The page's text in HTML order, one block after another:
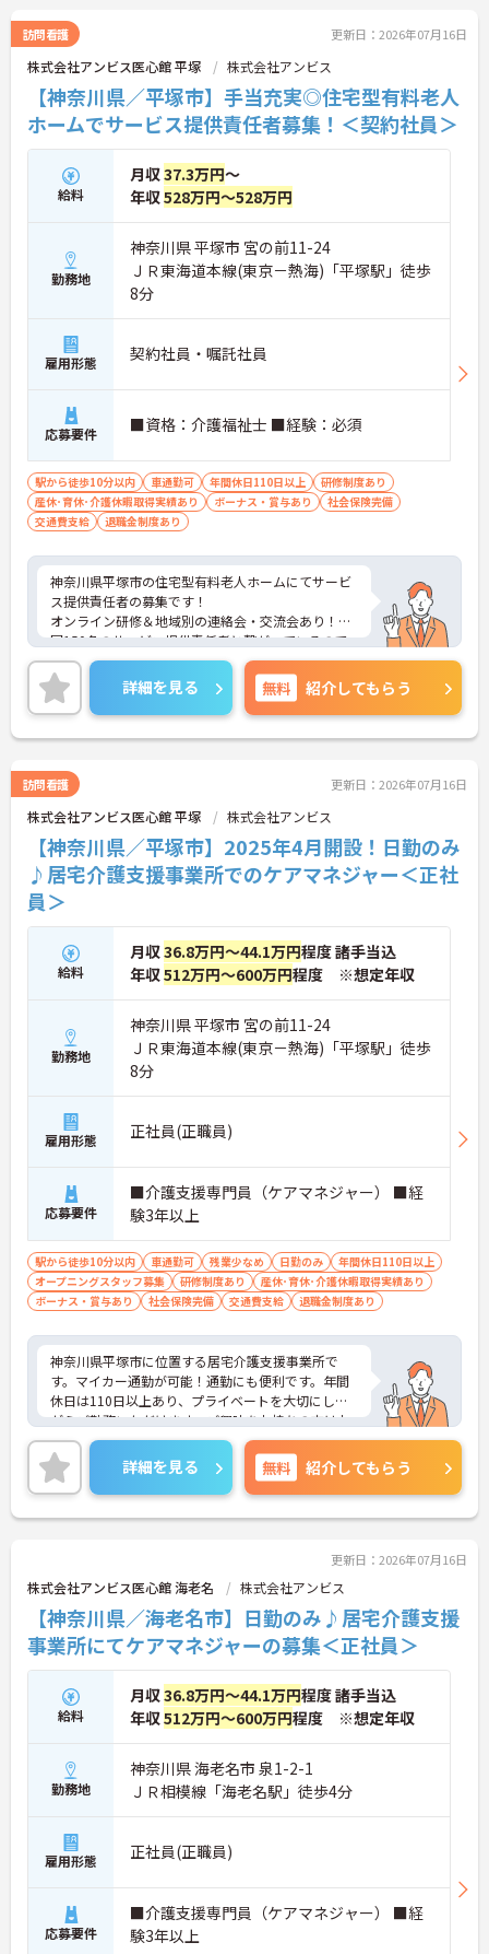
訪問看護 更新日：2026年07月16日
株式会社アンビス医心館 平塚 株式会社アンビス
【神奈川県／平塚市】手当充実◎住宅型有料老人
ホームでサービス提供責任者募集！＜契約社員＞
給料
月収37.3万円～
年収528万円～528万円
勤務地
神奈川県 平塚市 宮の前11-24
ＪＲ東海道本線(東京－熱海)「平塚駅」徒歩
8分
雇用形態 契約社員・嘱託社員
応募要件 ■資格：介護福祉士 ■経験：必須
駅から徒歩10分以内 車通勤可 年間休日110日以上
研修制度あり
産休･育休･介護休暇取得実績あり
ボーナス・賞与あり
社会保険完備
交通費支給
退職金制度あり
神奈川県平塚市の住宅型有料老人ホームにてサービ
ス提供責任者の募集です！
オンライン研修＆地域別の連絡会・交流会あり！全
国150名のサービス提供責任者と繋がっているので
安心して働ける環境が整っています◎また、年2回
の賞与がありやりがいをもって働くことができま
す！
ご興味ある方は面接ポイントをお伝えしますので、
お気軽にご連絡ください。
詳細を見る 無料 紹介してもらう
訪問看護 更新日：2026年07月16日
株式会社アンビス医心館 平塚 株式会社アンビス
【神奈川県／平塚市】2025年4月開設！日勤のみ
♪居宅介護支援事業所でのケアマネジャー＜正社
員＞
給料
月収36.8万円～44.1万円程度 諸手当込
年収512万円～600万円程度 ※想定年収
勤務地
神奈川県 平塚市 宮の前11-24
ＪＲ東海道本線(東京－熱海)「平塚駅」徒歩
8分
雇用形態 正社員(正職員)
応募要件
■介護支援専門員（ケアマネジャー） ■経
験3年以上
駅から徒歩10分以内 車通勤可 残業少なめ 日勤のみ
年間休日110日以上
オープニングスタッフ募集
研修制度あり
産休･育休･介護休暇取得実績あり
ボーナス・賞与あり
社会保険完備 交通費支給 退職金制度あり
神奈川県平塚市に位置する居宅介護支援事業所で
す。マイカー通勤が可能！通勤にも便利です。年間
休日は110日以上あり、プライベートを大切にしな
がらご勤務いただけます。ご興味をお持ちの方はお
気軽にお問い合わせください。
詳細を見る 無料 紹介してもらう
更新日：2026年07月16日
株式会社アンビス医心館 海老名 株式会社アンビス
【神奈川県／海老名市】日勤のみ♪居宅介護支援
事業所にてケアマネジャーの募集＜正社員＞
給料
月収36.8万円～44.1万円程度 諸手当込
年収512万円～600万円程度 ※想定年収
勤務地
神奈川県 海老名市 泉1-2-1
ＪＲ相模線「海老名駅」徒歩4分
雇用形態 正社員(正職員)
応募要件
■介護支援専門員（ケアマネジャー） ■経
験3年以上